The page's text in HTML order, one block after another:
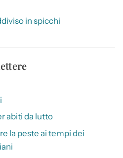
in spicchi
abiti da lutto
la peste ai tempi dei